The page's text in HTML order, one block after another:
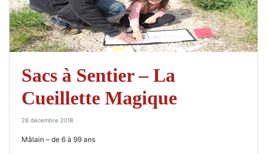
Sacs à Sentier – La
Cueillette Magique
28 décembre 2018
Mâlain – de 6 à 99 ans